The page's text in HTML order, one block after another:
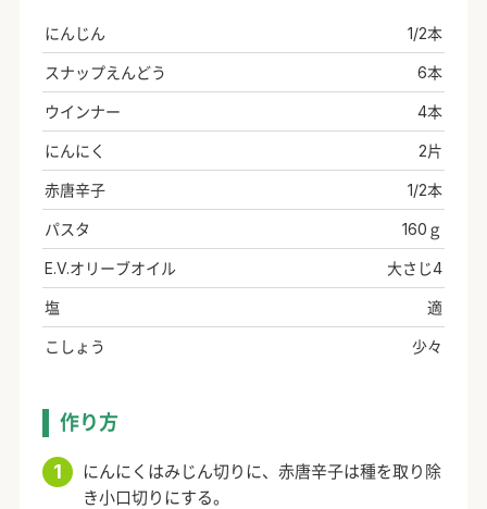
にんじん 1/2本
スナップえんどう 6本
ウインナー 4本
にんにく 2片
赤唐辛子 1/2本
パスタ 160ｇ
E.V.オリーブオイル 大さじ4
塩 適
こしょう 少々
作り方
にんにくはみじん切りに、赤唐辛子は種を取り除
き小口切りにする。